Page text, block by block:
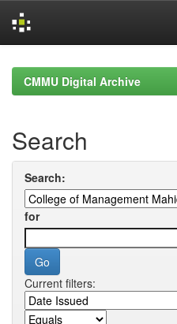
navigationCMMU Digital Archive
Search
Search:
for
Current filters: